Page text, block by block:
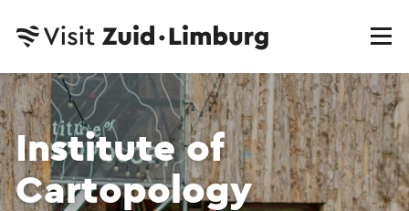
Institute of
Cartopology